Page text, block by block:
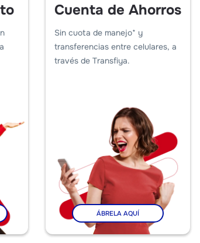
Cuenta de Ahorros
Sin cuota de manejo* y
transferencias entre celulares, a
través de Transfiya.
ÁBRELA AQUÍ